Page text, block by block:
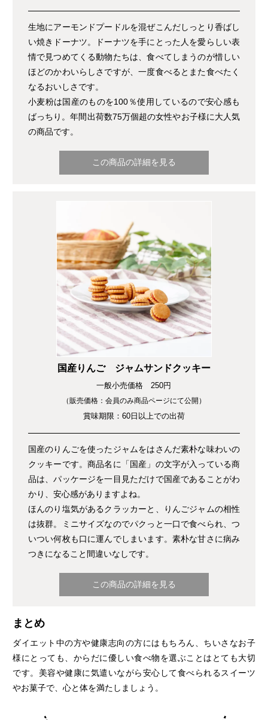
生地にアーモンドプードルを混ぜこんだしっとり香ばし
い焼きドーナツ。ドーナツを手にとった人を愛らしい表
情で見つめてくる動物たちは、食べてしまうのが惜しい
ほどのかわいらしさですが、一度食べるとまた食べたく
なるおいしさです。
小麦粉は国産のものを100％使用しているので安心感も
ばっちり。年間出荷数75万個超の女性やお子様に大人気
の商品です。
この商品の詳細を見る
国産りんご ジャムサンドクッキー
一般小売価格 250円
（販売価格：会員のみ商品ページにて公開）
賞味期限：60日以上での出荷
国産のりんごを使ったジャムをはさんだ素朴な味わいの
クッキーです。商品名に「国産」の文字が入っている商
品は、パッケージを一目見ただけで国産であることがわ
かり、安心感がありますよね。
ほんのり塩気があるクラッカーと、りんごジャムの相性
は抜群。ミニサイズなのでパクっと一口で食べられ、つ
いつい何枚も口に運んでしまいます。素朴な甘さに病み
つきになること間違いなしです。
この商品の詳細を見る
まとめ
ダイエット中の方や健康志向の方にはもちろん、ちいさなお子
様にとっても、からだに優しい食べ物を選ぶことはとても大切
です。美容や健康に気遣いながら安心して食べられるスイーツ
やお菓子で、心と体を満たしましょう。